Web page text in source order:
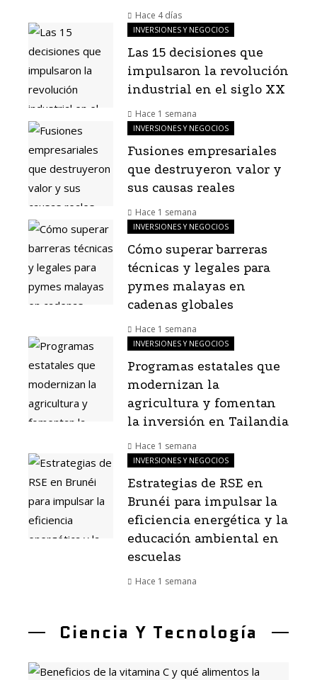
Hace 4 días
INVERSIONES Y NEGOCIOS
Las 15 decisiones que
impulsaron la revolución
industrial en el siglo XX
Hace 1 semana
INVERSIONES Y NEGOCIOS
Fusiones empresariales
que destruyeron valor y
sus causas reales
Hace 1 semana
INVERSIONES Y NEGOCIOS
Cómo superar barreras
técnicas y legales para
pymes malayas en
cadenas globales
Hace 1 semana
INVERSIONES Y NEGOCIOS
Programas estatales que
modernizan la
agricultura y fomentan
la inversión en Tailandia
Hace 1 semana
INVERSIONES Y NEGOCIOS
Estrategias de RSE en
Brunéi para impulsar la
eficiencia energética y la
educación ambiental en
escuelas
Hace 1 semana
Ciencia Y Tecnología